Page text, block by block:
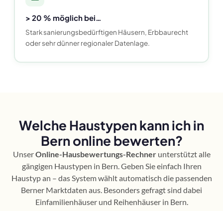
> 20 % möglich bei…
Stark sanierungsbedürftigen Häusern, Erbbaurecht
oder sehr dünner regionaler Datenlage.
Welche Haustypen kann ich in
Bern online bewerten?
UnserOnline-Hausbewertungs-Rechnerunterstützt alle
gängigen Haustypen in Bern. Geben Sie einfach Ihren
Haustyp an – das System wählt automatisch die passenden
Berner Marktdaten aus. Besonders gefragt sind dabei
Einfamilienhäuser und Reihenhäuser in Bern.